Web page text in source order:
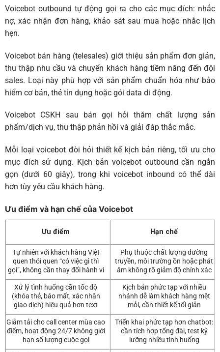
Voicebot outbound tự động gọi ra cho các mục đích: nhắc
nợ, xác nhận đơn hàng, khảo sát sau mua hoặc nhắc lịch
hẹn.
Voicebot bán hàng (telesales) giới thiệu sản phẩm đơn giản,
thu thập nhu cầu và chuyển khách hàng tiềm năng đến đội
sales. Loại này phù hợp với sản phẩm chuẩn hóa như bảo
hiểm cơ bản, thẻ tín dụng hoặc gói data di động.
Voicebot CSKH sau bán gọi hỏi thăm chất lượng sản
phẩm/dịch vụ, thu thập phản hồi và giải đáp thắc mắc.
Mỗi loại voicebot đòi hỏi thiết kế kịch bản riêng, tối ưu cho
mục đích sử dụng. Kịch bản voicebot outbound cần ngắn
gọn (dưới 60 giây), trong khi voicebot inbound có thể dài
hơn tùy yêu cầu khách hàng.
Ưu điểm và hạn chế của Voicebot
Ưu điểm Hạn chế
Tự nhiên với khách hàng Việt
quen thói quen “có việc gì thì
gọi”, không cần thay đổi hành vi
Phụ thuộc chất lượng đường
truyền, môi trường ồn hoặc phát
âm không rõ giảm độ chính xác
Xử lý tình huống cần tốc độ
(khóa thẻ, báo mất, xác nhận
giao dịch) hiệu quả hơn text
Kịch bản phức tạp với nhiều
nhánh dễ làm khách hàng mệt
mỏi, cần thiết kế tối giản
Giảm tải cho call center mùa cao
điểm, hoạt động 24/7 không giới
hạn số lượng cuộc gọi
Triển khai phức tạp hơn chatbot:
cần tích hợp tổng đài, test kỹ
lưỡng nhiều tình huống